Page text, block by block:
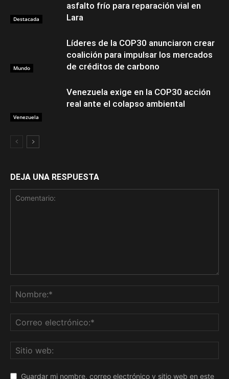
Destacada
asfalto frío para reparación vial en
Lara
Mundo
Líderes de la COP30 anunciaron crear
coalición para impulsar los mercados
de créditos de carbono
Venezuela
Venezuela exige en la COP30 acción
real ante el colapso ambiental
DEJA UNA RESPUESTA
Guardar mi nombre, correo electrónico y sitio web en este